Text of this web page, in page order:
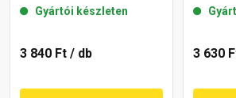
Gyártói készleten
3 840 Ft / db 3 630